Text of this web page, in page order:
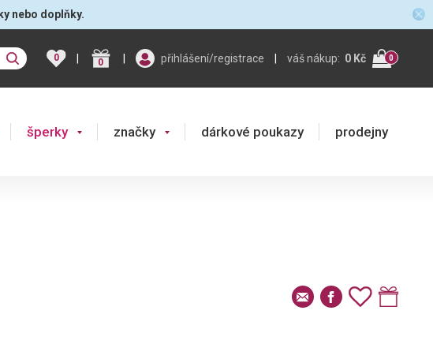
nebo doplňky.
0 | 0 | přihlášení/registrace | váš nákup: 0 Kč 0
šperky značky dárkové poukazy prodejny